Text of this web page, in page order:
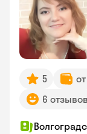
5
6 отзывов